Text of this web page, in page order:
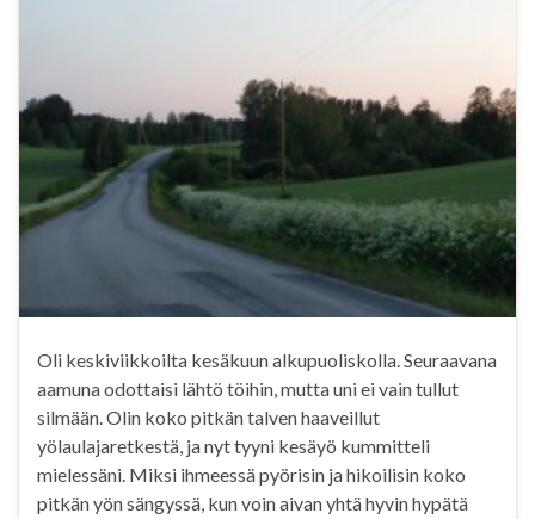
Oli keskiviikkoilta kesäkuun alkupuoliskolla. Seuraavana
aamuna odottaisi lähtö töihin, mutta uni ei vain tullut
silmään. Olin koko pitkän talven haaveillut
yölaulajaretkestä, ja nyt tyyni kesäyö kummitteli
mielessäni. Miksi ihmeessä pyörisin ja hikoilisin koko
pitkän yön sängyssä, kun voin aivan yhtä hyvin hypätä